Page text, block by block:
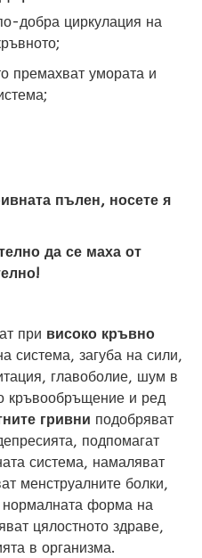
добра циркулация на
премахват умората и
пълен, носете я
да се маха от
при високо кръвно
система, загуба на сили,
главоболие, шум в
кръвообръщение и ред
гривни подобряват
подпомагат
система, намаляват
менструалните болки,
нормалната форма на
цялостното здраве,
в организма.